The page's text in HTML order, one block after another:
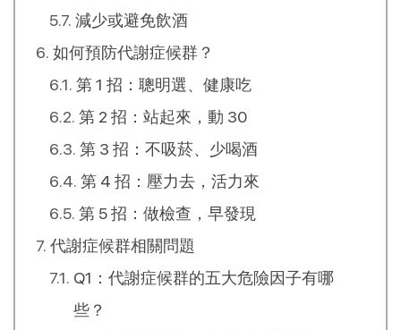
減少或避免飲酒
如何預防代謝症候群？
第 1 招：聰明選、健康吃
第 2 招：站起來，動 30
第 3 招：不吸菸、少喝酒
第 4 招：壓力去，活力來
第 5 招：做檢查，早發現
代謝症候群相關問題
Q1：代謝症候群的五大危險因子有哪
些？